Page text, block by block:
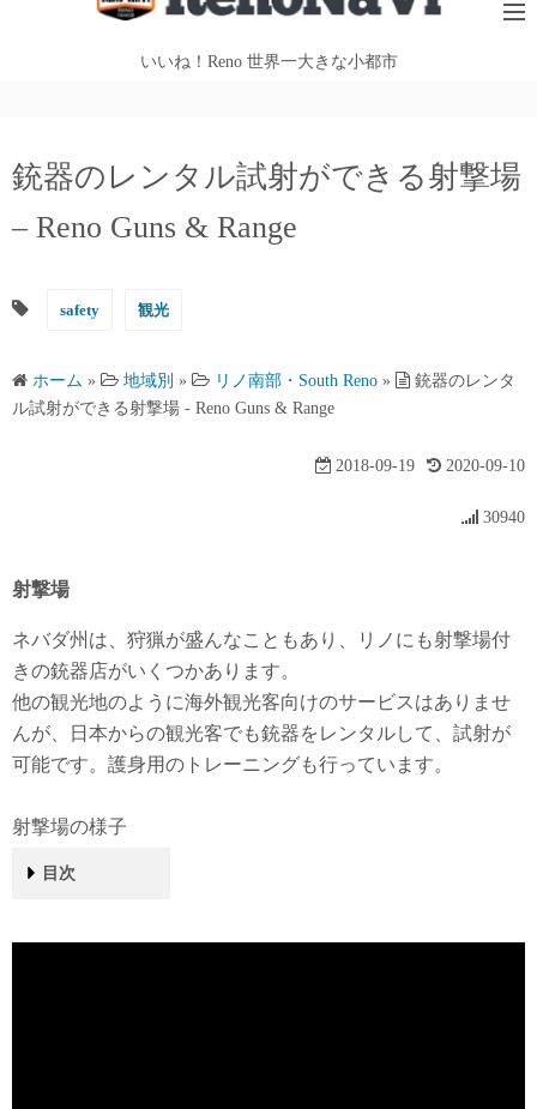
キ
プ
いいね！Reno 世界一大きな小都市
銃器のレンタル試射ができる射撃場
– Reno Guns & Range
safety 観光
ホーム » 地域別 » リノ南部・South Reno »
銃器のレンタ
ル試射ができる射撃場 - Reno Guns & Range
2018-09-19 2020-09-10
30940
射撃場
ネバダ州は、狩猟が盛んなこともあり、リノにも射撃場付
きの銃器店がいくつかあります。
他の観光地のように海外観光客向けのサービスはありませ
んが、日本からの観光客でも銃器をレンタルして、試射が
可能です。護身用のトレーニングも行っています。
射撃場の様子
目次